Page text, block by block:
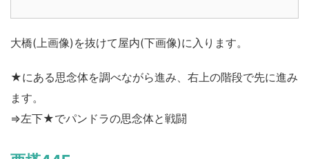
大橋(上画像)を抜けて屋内(下画像)に入ります。
★にある思念体を調べながら進み、右上の階段で先に進み
ます。
⇒左下★でパンドラの思念体と戦闘